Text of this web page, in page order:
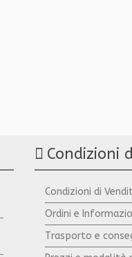
Condizioni
Condizioni di
Ordini e
Trasporto e